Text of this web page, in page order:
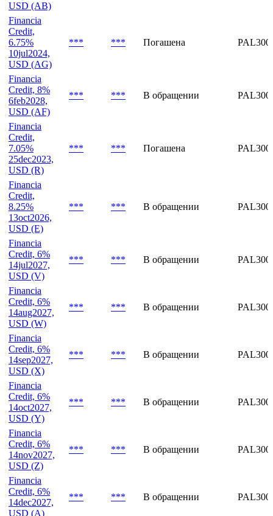
Financia
Credit, 8%
6sep2027,
USD (AB)
Financia
Credit,
6.75%
10jul2024,
USD (AG)
Financia
Credit, 8%
6feb2028,
USD (AF)
Financia
Credit,
7.05%
25dec2023,
USD (R)
Financia
Credit,
8.25%
13oct2026,
USD (E)
Financia
Credit, 6%
14jul2027,
USD (V)
*** *** В обращении
Financia
Credit, 6%
14aug2027,
USD (W)
*** *** В обращении
Financia
Credit, 6%
14sep2027,
USD (X)
*** *** В обращении
Financia
Credit, 6%
14oct2027,
USD (Y)
*** *** В обращении
Financia
Credit, 6%
14nov2027,
USD (Z)
*** *** В обращении